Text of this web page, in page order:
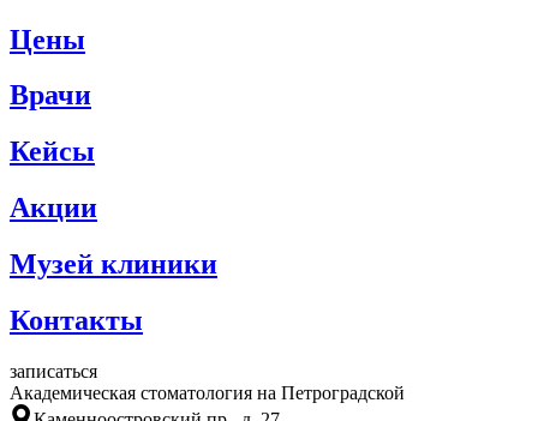
Цены
Врачи
Кейсы
Акции
Музей клиники
Контакты
записаться
Академическая стоматология на Петроградской